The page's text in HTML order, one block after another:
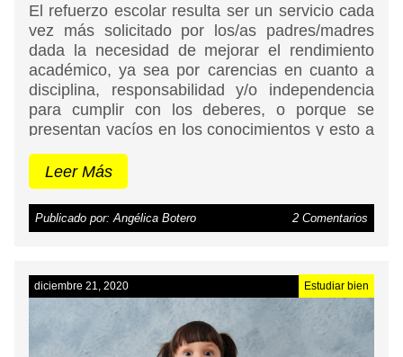
El refuerzo escolar resulta ser un servicio cada
vez más solicitado por los/as padres/madres
dada la necesidad de mejorar el rendimiento
académico, ya sea por carencias en cuanto a
disciplina, responsabilidad y/o independencia
para cumplir con los deberes, o porque se
presentan vacíos en los conocimientos y esto a
deberes.
Leer Más
Publicado por: Angélica Botero 2 Comentarios
diciembre 21, 2020 Estudiar bien